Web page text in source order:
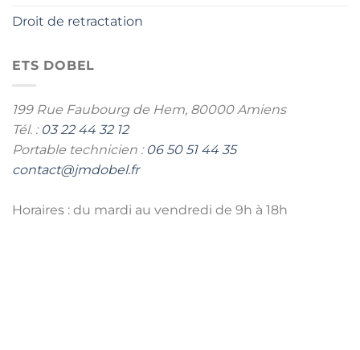
Droit de retractation
ETS DOBEL
199 Rue Faubourg de Hem, 80000 Amiens
Tél. : 03 22 44 32 12
Portable technicien : 06 50 51 44 35
contact@jmdobel.fr
Horaires : du mardi au vendredi de 9h à 18h